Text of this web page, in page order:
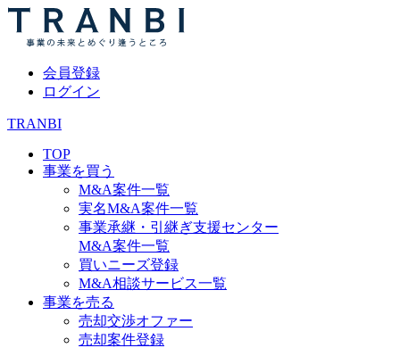
会員登録
ログイン
TRANBI
TOP
事業を買う
M&A案件一覧
実名M&A案件一覧
事業承継・引継ぎ支援センター
M&A案件一覧
買いニーズ登録
M&A相談サービス一覧
事業を売る
売却交渉オファー
売却案件登録